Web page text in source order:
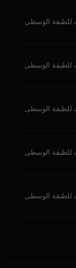
للطبقة الوسطى
للطبقة الوسطى
للطبقة الوسطى
للطبقة الوسطى
للطبقة الوسطى